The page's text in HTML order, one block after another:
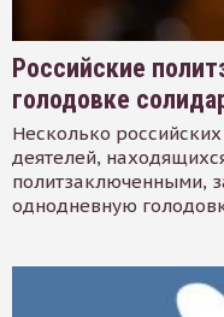
Российские
голодовке
Несколько
деятелей,
политзаключенными,
однодневную